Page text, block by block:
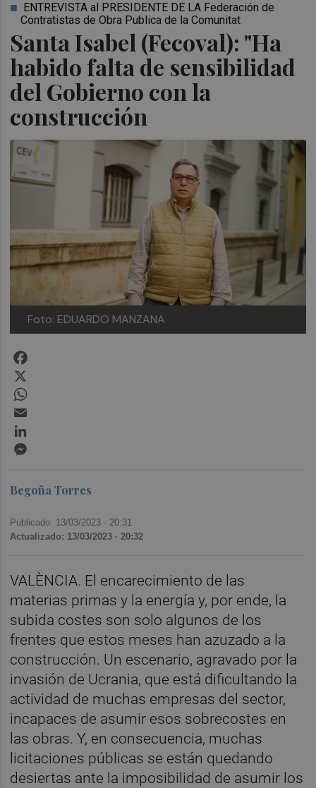
Santa Isabel (Fecoval): "Ha
habido falta de sensibilidad
del Gobierno con la
construcción
ENTREVISTA al PRESIDENTE DE LA Federación de
Contratistas de Obra Publica de la Comunitat
Foto: EDUARDO MANZANA
Begoña Torres
Publicado: 13/03/2023 · 20:31
Actualizado: 13/03/2023 · 20:32
VALÈNCIA. El encarecimiento de las
materias primas y la energía y, por ende, la
subida costes son solo algunos de los
frentes que estos meses han azuzado a la
construcción. Un escenario, agravado por la
invasión de Ucrania, que está dificultando la
actividad de muchas empresas del sector,
incapaces de asumir esos sobrecostes en
las obras. Y, en consecuencia, muchas
licitaciones públicas se están quedando
desiertas ante la imposibilidad de asumir los